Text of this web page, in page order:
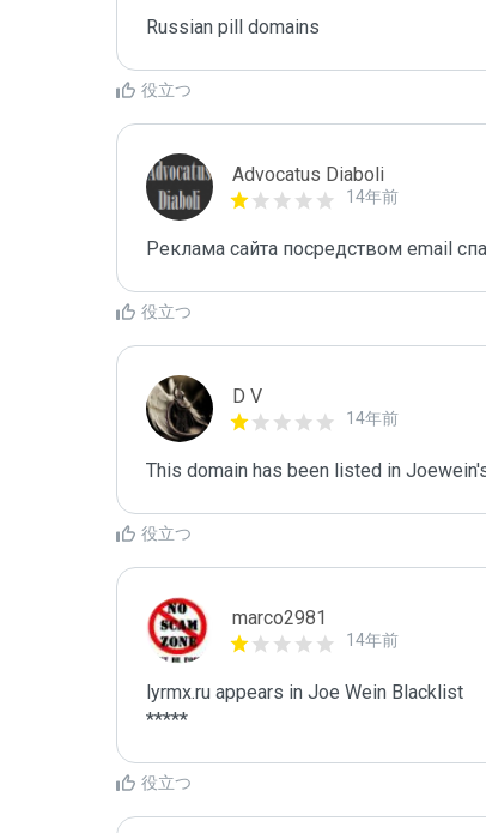
Russian pill domains
役立つ
Advocatus Diaboli
14年前
Реклама сайта посредством email
役立つ
D V
14年前
This domain has been listed in
役立つ
marco2981
14年前
lyrmx.ru appears in Joe Wein Blacklist
*****
役立つ